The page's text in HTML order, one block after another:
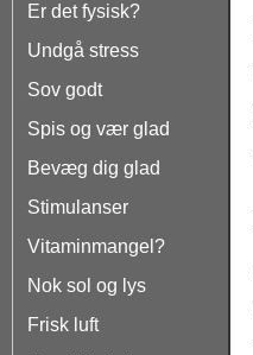
Er det fysisk?
Undgå stress
Sov godt
Spis og vær glad
Bevæg dig glad
Stimulanser
Vitaminmangel?
Nok sol og lys
Frisk luft